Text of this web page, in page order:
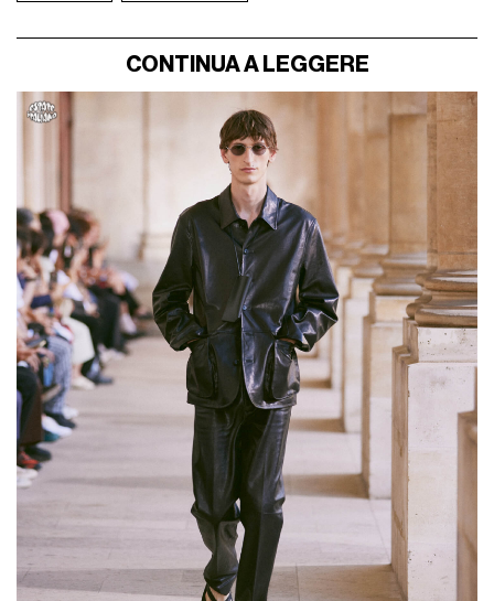
CONTINUA A LEGGERE